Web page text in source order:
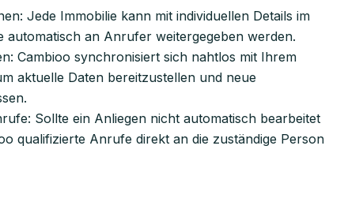
Jede Immobilie kann mit individuellen Details im
automatisch an Anrufer weitergegeben werden.
Cambioo synchronisiert sich nahtlos mit Ihrem
aktuelle Daten bereitzustellen und neue
Sollte ein Anliegen nicht automatisch bearbeitet
qualifizierte Anrufe direkt an die zuständige Person